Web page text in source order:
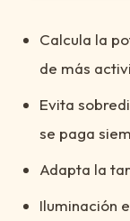
Calcula la
de más
Evita
se paga
Adapta la
Iluminación